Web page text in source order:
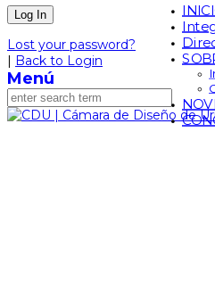
Lost your password?
| Back to Login
Menú